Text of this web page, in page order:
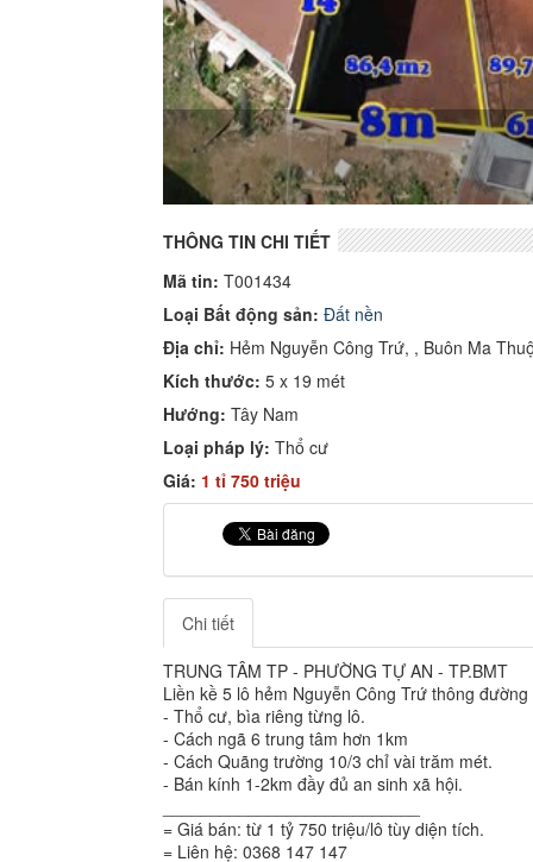
THÔNG TIN CHI TIẾT
Mã tin: T001434
Loại Bất động sản: Đất nền
Địa chỉ: Hẻm Nguyễn Công Trứ, , Buôn Ma
Kích thước: 5 x 19 mét
Hướng: Tây Nam
Loại pháp lý: Thổ cư
Giá: 1 tỉ 750 triệu
Chi tiết
TRUNG TÂM TP - PHƯỜNG TỰ AN - TP.BMT
Liền kề 5 lô hẻm Nguyễn Công Trứ thông đường
- Thổ cư, bìa riêng từng lô.
- Cách ngã 6 trung tâm hơn 1km
- Cách Quãng trường 10/3 chỉ vài trăm mét.
- Bán kính 1-2km đầy đủ an sinh xã hội.
= Giá bán: từ 1 tỷ 750 triệu/lô tùy diện tích.
= Liên hệ: 0368 147 147